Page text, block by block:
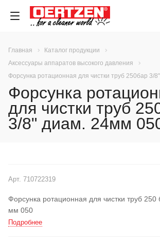
Главная
Каталог продукции
Аксессуары аппаратов высокого давления
Форсунка ротационная для чистки труб 250бар 3/
Форсунка
для чистки труб
3/8" диам. 24мм
Арт. 710722319
Форсунка ротационная для чистки труб
мм 050
Подробнее